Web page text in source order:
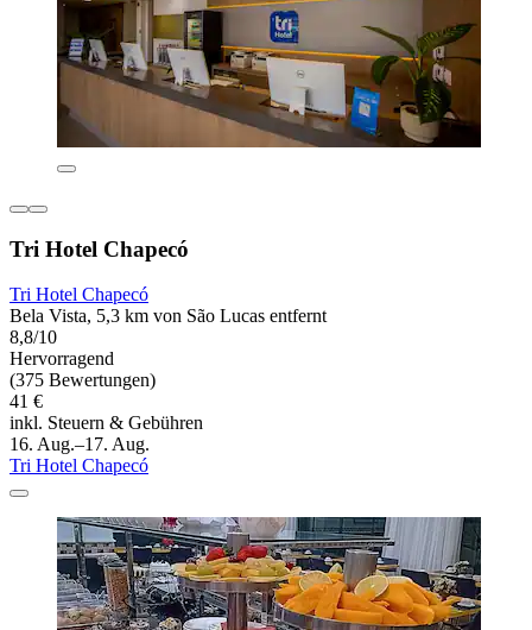
Tri Hotel Chapecó
Tri Hotel Chapecó
Bela Vista, 5,3 km von São Lucas entfernt
8,8/10
Hervorragend
(375 Bewertungen)
41 €
inkl. Steuern & Gebühren
16. Aug.–17. Aug.
Tri Hotel Chapecó